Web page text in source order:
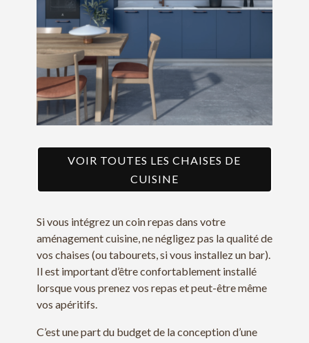
VOIR TOUTES LES CHAISES DE
CUISINE
Si vous intégrez un coin repas dans votre
aménagement cuisine, ne négligez pas la qualité de
vos chaises (ou tabourets, si vous installez un bar).
Il est important d’être confortablement installé
lorsque vous prenez vos repas et peut-être même
vos apéritifs.
C’est une part du budget de la conception d’une